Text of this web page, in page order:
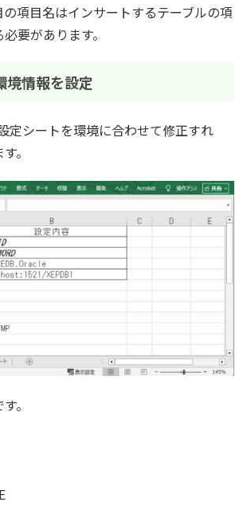
の項目名はインサートするテーブルの項
要があります。
境情報を設定
定シートを環境に合わせて修正すれ
。
。